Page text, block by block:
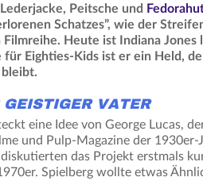
Peitsche und
Schatzes”, wie der
Heute ist Indiana Jones
Eighties-Kids ist er ein Held,
VATER
eine Idee von George Lucas,
und Pulp-Magazine der 1930er-
das Projekt erstmals
Spielberg wollte etwas